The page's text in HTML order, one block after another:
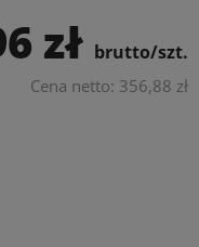
zł brutto/szt.
Cena netto: 356,88 zł